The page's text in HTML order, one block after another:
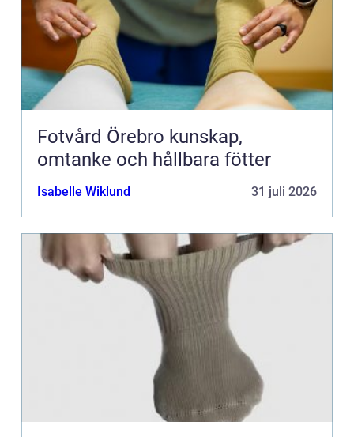
Fotvård Örebro kunskap,
omtanke och hållbara fötter
Isabelle Wiklund 31 juli 2026